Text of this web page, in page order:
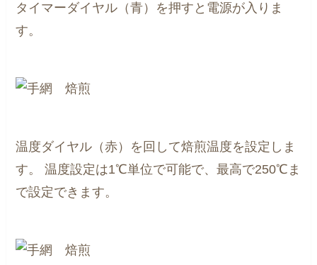
タイマーダイヤル（青）を押すと電源が入りま
す。
温度ダイヤル（赤）を回して焙煎温度を設定しま
す。
温度設定は1℃単位で可能で、最高で250℃ま
で設定できます。